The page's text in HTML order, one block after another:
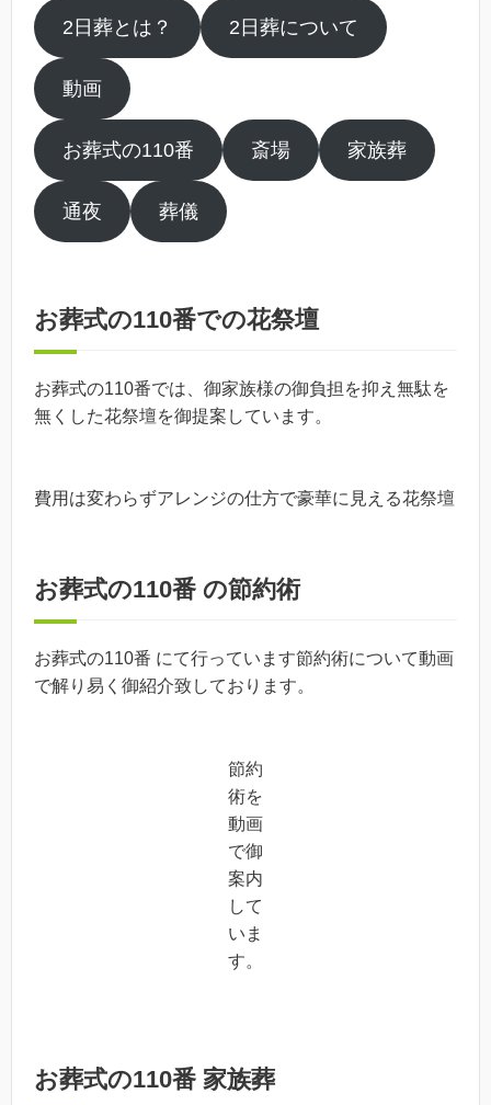
2日葬とは？ 2日葬について
動画
お葬式の110番 斎場 家族葬
通夜 葬儀
お葬式の110番での花祭壇
お葬式の110番では、御家族様の御負担を抑え無駄を
無くした花祭壇を御提案しています。
費用は変わらずアレンジの仕方で豪華に見える花祭壇
お葬式の110番 の節約術
お葬式の110番 にて行っています節約術について動画
で解り易く御紹介致しております。
節約
術を
動画
で御
案内
して
いま
す。
お葬式の110番 家族葬